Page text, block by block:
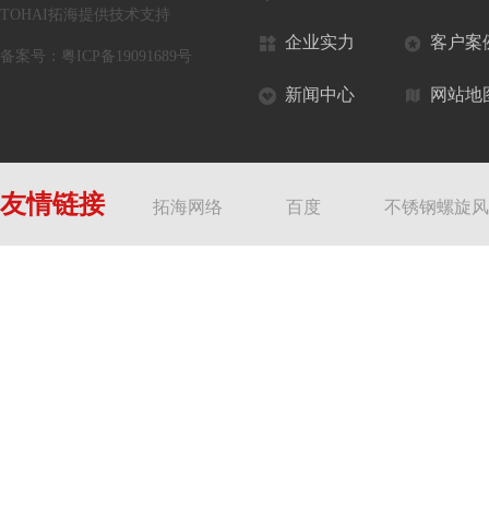
TOHAI拓海提供技术支持
备案号： 粤ICP备19091689号
企业实力 客户案
新闻中心 网站地
友情链接 拓海网络 百度 不锈钢螺旋